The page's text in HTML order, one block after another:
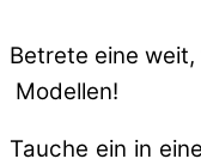
Betrete eine
Modellen!
Tauche ein in